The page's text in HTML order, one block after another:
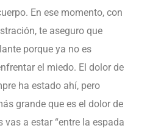
En ese momento, con
te aseguro que
porque ya no es
el miedo. El dolor de
ha estado ahí, pero
grande que es el dolor de
a estar “entre la espada